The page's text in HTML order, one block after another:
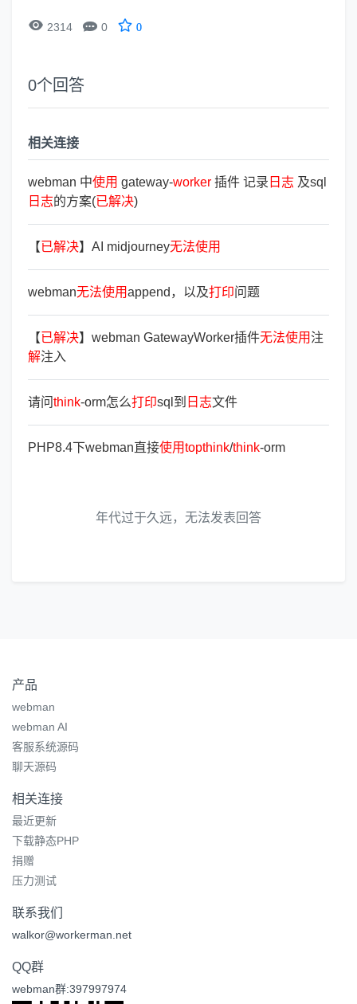
 2314  0 0
0个回答
相关连接
webman 中使用 gateway-worker 插件 记录 日 志 及sql
日 志的方案(已解决)
【已解决】AI midjourney无法使用
webman无法使用append，以及打印问题
【已解决】webman GatewayWorker插件无法使用 注
解注入
请问think-orm怎么打印sql到 日 志文件
PHP8.4下webman直接使用topthink/think-orm
年代过于久远，无法发表回答
产品
webman
webman AI
客服系统源码
聊天源码
相关连接
最近更新
下载静态PHP
捐赠
压力测试
联系我们
walkor@workerman.net
QQ群
webman群:397997974